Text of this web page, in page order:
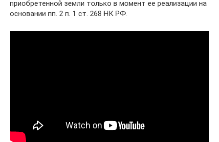
приобретенной земли только в момент ее реализации на
основании пп. 2 п. 1 ст. 268 НК РФ.